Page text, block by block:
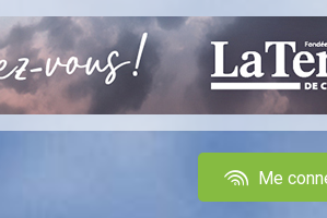
Me